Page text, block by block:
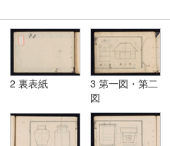
2 裏表紙
3 第一図・第二
図